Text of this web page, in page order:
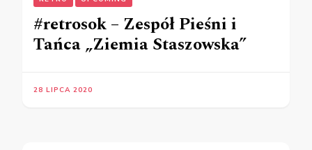
#retrosok – Zespół Pieśni i
Tańca „Ziemia Staszowska”
28 LIPCA 2020